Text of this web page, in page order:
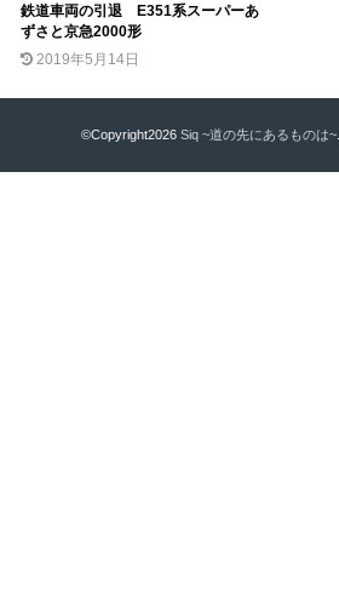
鉄道車両の引退 E351系スーパーあ
ずさと京急2000形
2019年5月14日
©Copyright2026Siq ~道の先にあるものは~